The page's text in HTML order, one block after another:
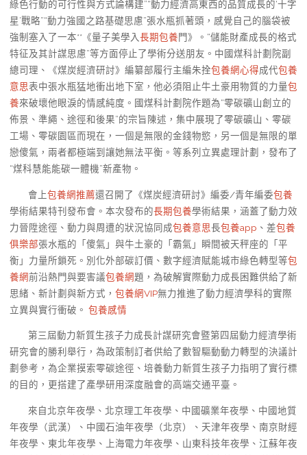
綠色行動的可行性與方式論構建”“動力經濟高東西的品質成長的‘十字
星’戰略”“動力強國之路基礎思慮”張水瓶抓著頭，感覺自己的腦袋被
強制塞入了一本**《量子美學入長期包養門》。“儲能財產成長的格式
特征及其計謀思慮”等方面停止了學術分送朋友。中國煤科計劃院副
總司理、《煤炭經濟研討》編纂部履行主編朱拴包養網心得成代包養
意思表中張水瓶猛地衝出地下室，他必須阻止牛土豪用物質的力量包
養來破壞他眼淚的情感純度。國煤科計劃院作題為“零碳礦山創立的
佈景、準繩、途徑和後果”的宗旨陳述，集中展現了零碳礦山、零碳
工場、零碳園區而現在，一個是無限的金錢物慾，另一個是無限的單
戀傻氣，兩者都極端到讓她無法平衡。等系列立異處理計劃，發布了
“煤科慧能能碳一體機”新產物。
會上包養網推薦還召開了《煤炭經濟研討》編委/青年編委包養
學術結果特刊發布會。本次發布的長期包養學術結果，涵蓋了動力效
力晉陞途徑、動力與周遭的狀況協同成包養意思長包養app 、差包養
俱樂部張水瓶的「傻氣」與牛土豪的「霸氣」瞬間被天秤座的「平
衡」力量所鎖死。別化外部碳訂價、數字經濟賦能城市綠色轉型等包
養網前沿熱門與要害議包養網題，為破解實際動力成長困難供給了新
思緒、新計劃與新方式， 包養網VIP無力推進了動力經濟學科的實際
立異與實行衝破。 包養感情
第三屆動力新質生孩子力成長計謀研究會暨第四屆動力經濟學術
研究會的勝利舉行，為政策制訂者供給了數智驅動動力轉型的決議計
劃參考，為企業摸索零碳途徑、培養動力新質生孩子力指明了實行標
的目的，更搭建了產學研用深度融會的高端交通平臺。
來自北京年夜學、北京理工年夜學、中國礦業年夜學、中國地質
年夜學（武漢）、中國石油年夜學（北京）、天津年夜學、南京財經
年夜學、東北年夜學、上海電力年夜學、山東科技年夜學、江蘇年夜